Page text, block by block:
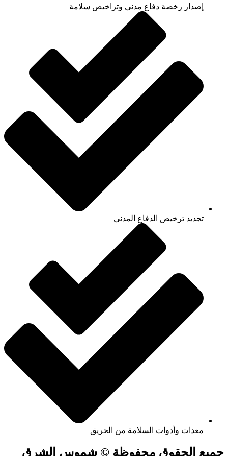
إصدار رخصة دفاع مدني وتراخيص سلامة
تجديد ترخيص الدفاع المدني
معدات وأدوات السلامة من الحريق
جميع الحقوق محفوظة © شموس الشرق